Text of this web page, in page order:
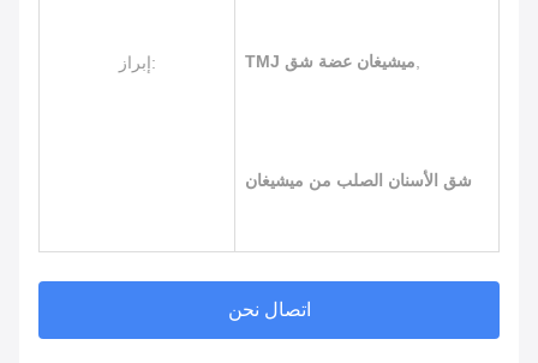
إبراز: TMJ ميشيغان عضة شق
شق الأسنان الصلب من ميشيغان
اتصال نحن